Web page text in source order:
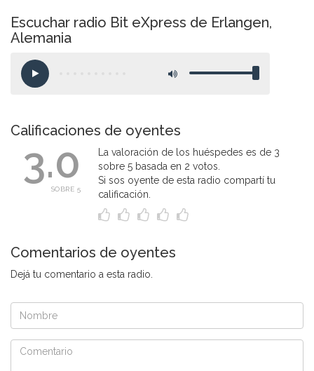
Escuchar radio Bit eXpress de Erlangen,
Alemania
Calificaciones de oyentes
3.0
SOBRE 5
La valoración de los huéspedes es de 3
sobre 5 basada en 2 votos.
Si sos oyente de esta radio compartí tu
calificación.
Comentarios de oyentes
Dejá tu comentario a esta radio.